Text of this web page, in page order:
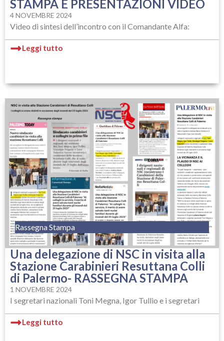
STAMPA E PRESENTAZIONI VIDEO
4 NOVEMBRE 2024
Video di sintesi dell’incontro con il Comandante Alfa:
Leggi tutto
Rassegna Stampa
Una delegazione di NSC in visita alla
Stazione Carabinieri Resuttana Colli
di Palermo- RASSEGNA STAMPA
1 NOVEMBRE 2024
I segretari nazionali Toni Megna, Igor Tullio e i segretari
Leggi tutto